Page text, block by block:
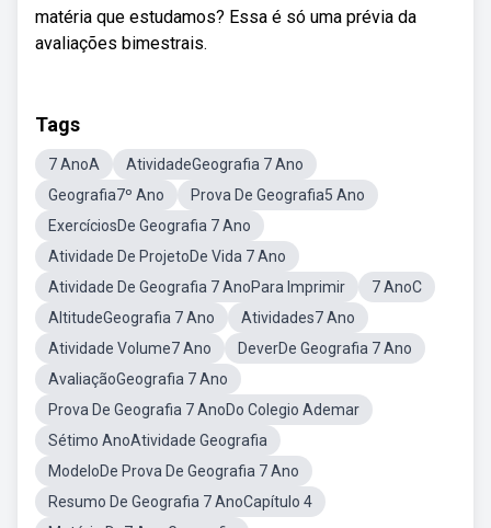
matéria que estudamos? Essa é só uma prévia da
avaliações bimestrais.
Tags
7 AnoA
AtividadeGeografia 7 Ano
Geografia7º Ano
Prova De Geografia5 Ano
ExercíciosDe Geografia 7 Ano
Atividade De ProjetoDe Vida 7 Ano
Atividade De Geografia 7 AnoPara Imprimir
7 AnoC
AltitudeGeografia 7 Ano
Atividades7 Ano
Atividade Volume7 Ano
DeverDe Geografia 7 Ano
AvaliaçãoGeografia 7 Ano
Prova De Geografia 7 AnoDo Colegio Ademar
Sétimo AnoAtividade Geografia
ModeloDe Prova De Geografia 7 Ano
Resumo De Geografia 7 AnoCapítulo 4